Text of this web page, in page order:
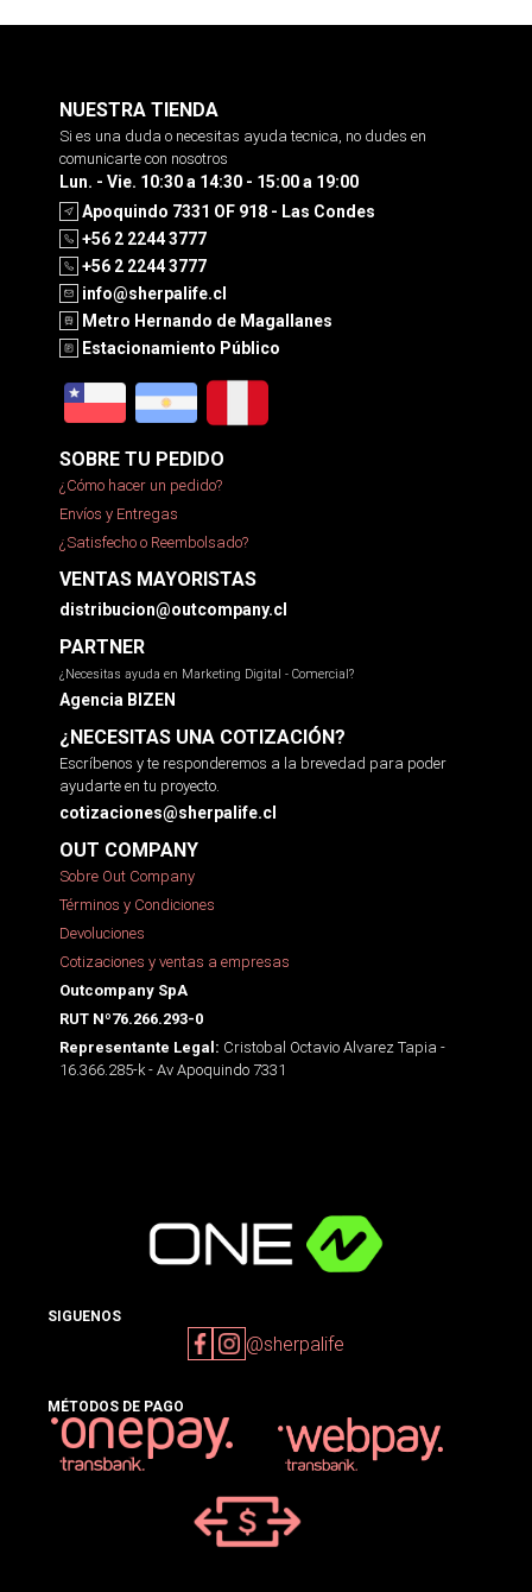
NUESTRA TIENDA
Si es una duda o necesitas ayuda tecnica, no dudes en
comunicarte con nosotros
Lun. - Vie. 10:30 a 14:30 - 15:00 a 19:00
Apoquindo 7331 OF 918 - Las Condes
+56 2 2244 3777
+56 2 2244 3777
info@sherpalife.cl
Metro Hernando de Magallanes
Estacionamiento Público
SOBRE TU PEDIDO
¿Cómo hacer un pedido?
Envíos y Entregas
¿Satisfecho o Reembolsado?
VENTAS MAYORISTAS
distribucion@outcompany.cl
PARTNER
¿Necesitas ayuda en Marketing Digital - Comercial?
Agencia BIZEN
¿NECESITAS UNA COTIZACIÓN?
Escríbenos y te responderemos a la brevedad para poder
ayudarte en tu proyecto.
cotizaciones@sherpalife.cl
OUT COMPANY
Sobre Out Company
Términos y Condiciones
Devoluciones
Cotizaciones y ventas a empresas
Outcompany SpA
RUT Nº76.266.293-0
Representante Legal: Cristobal Octavio Alvarez Tapia -
16.366.285-k - Av Apoquindo 7331
SIGUENOS
@sherpalife
MÉTODOS DE PAGO